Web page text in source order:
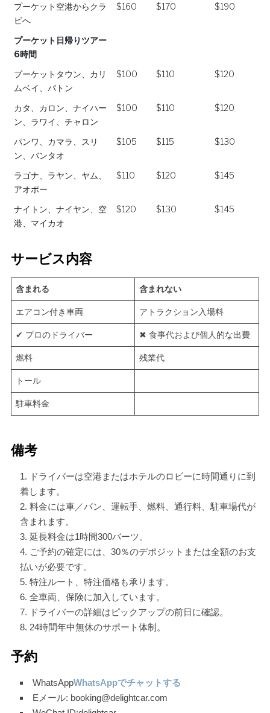
プーケット空港からクラ
ビへ
$160 $170 $190
プーケット日帰りツアー
6時間
プーケットタウン、カリ
ムベイ、パトン
$100 $110 $120
カタ、カロン、ナイハー
ン、ラワイ、チャロン
$100 $110 $120
パンワ、カマラ、スリ
ン、バンタオ
$105 $115 $130
ラゴナ、ラヤン、ヤム、
アオポー
$110 $120 $145
ナイトン、ナイヤン、空
港、マイカオ
$120 $130 $145
サービス内容
含まれる 含まれない
エアコン付き車両 アトラクション入場料
✔ プロのドライバー ✖ 食事代および個人的な出費
燃料 残業代
トール
駐車料金
備考
ドライバーは空港またはホテルのロビーに時間通りに到
着します。
料金には車／バン、運転手、燃料、通行料、駐車場代が
含まれます。
延長料金は1時間300バーツ。
ご予約の確定には、30％のデポジットまたは全額のお支
払いが必要です。
特注ルート、特注価格も承ります。
全車両、保険に加入しています。
ドライバーの詳細はピックアップの前日に確認。
24時間年中無休のサポート体制。
予約
WhatsAppWhatsAppでチャットする
Eメール: booking@delightcar.com